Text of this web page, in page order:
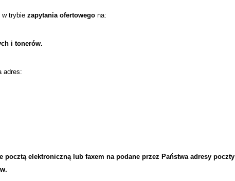
w trybie zapytania ofertowego na:
i tonerów.
adres:
pocztą elektroniczną lub faxem na podane przez Państwa adresy poczty